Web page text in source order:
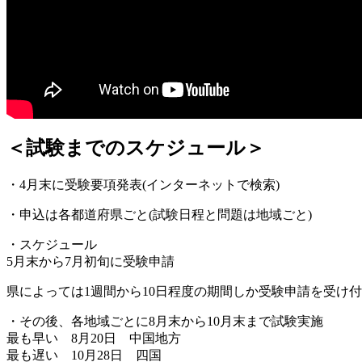
＜試験までのスケジュール＞
・4月末に受験要項発表(インターネットで検索)
・申込は各都道府県ごと(試験日程と問題は地域ごと)
・スケジュール
5月末から7月初旬に受験申請
県によっては1週間から10日程度の期間しか受験申請を受け
・その後、各地域ごとに8月末から10月末まで試験実施
最も早い 8月20日 中国地方
最も遅い 10月28日 四国